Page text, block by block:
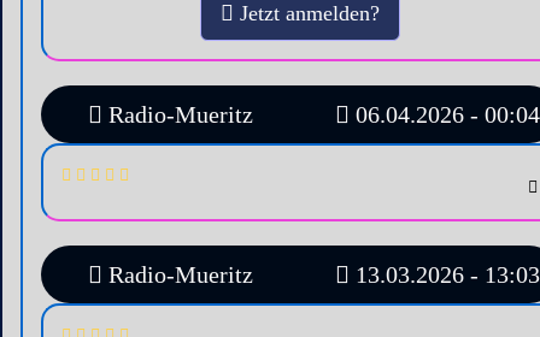
Jetzt anmelden?
Radio-Mueritz 06.04.2026 - 00:04
Radio-Mueritz 13.03.2026 - 13:03